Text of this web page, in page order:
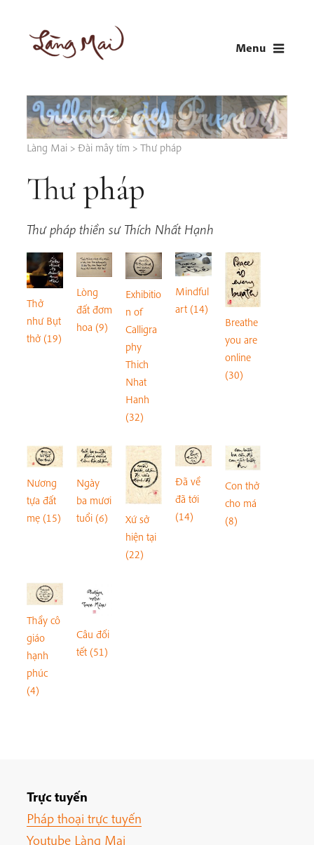
content
Menu
Làng Mai > Đài mây tím > Thư pháp
Thư pháp
Thư pháp thiền sư Thích Nhất Hạnh
Thở
như Bụt
thở (19)
Lòng
đất đơm
hoa (9)
Exhibitio
n of
Calligra
phy
Thich
Nhat
Hanh
(32)
Mindful
art (14)
Breathe
you are
online
(30)
Nương
tựa đất
mẹ (15)
Ngày
ba mươi
tuổi (6)
Xứ sở
hiện tại
(22)
Đã về
đã tới
(14)
Con thở
cho má
(8)
Thầy cô
giáo
hạnh
phúc
(4)
Câu đối
tết (51)
Trực tuyến
Pháp thoại trực tuyến
Youtube Làng Mai